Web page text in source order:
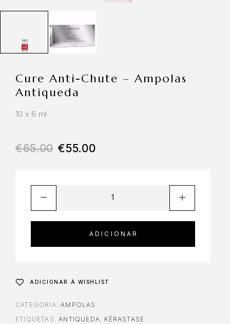
Cure Anti-Chute – Ampolas
Antiqueda
10 x 6 ml
€65.00 €55.00
ADICIONAR
ADICIONAR À WISHLIST
CATEGORIA:AMPOLAS
ETIQUETAS:ANTIQUEDA KÉRASTASE